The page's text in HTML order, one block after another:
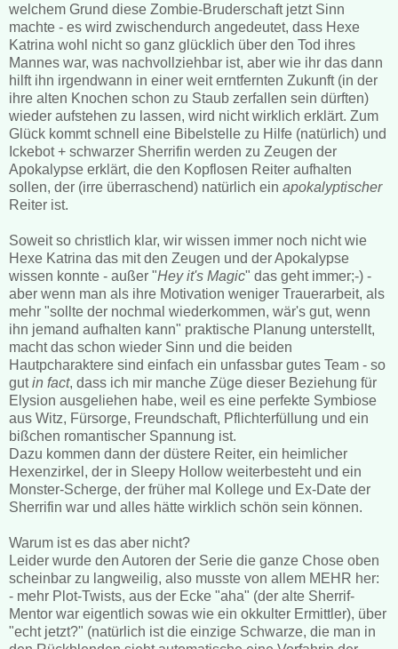
welchem Grund diese Zombie-Bruderschaft jetzt Sinn
machte - es wird zwischendurch angedeutet, dass Hexe
Katrina wohl nicht so ganz glücklich über den Tod ihres
Mannes war, was nachvollziehbar ist, aber wie ihr das dann
hilft ihn irgendwann in einer weit erntfernten Zukunft (in der
ihre alten Knochen schon zu Staub zerfallen sein dürften)
wieder aufstehen zu lassen, wird nicht wirklich erklärt. Zum
Glück kommt schnell eine Bibelstelle zu Hilfe (natürlich) und
Ickebot + schwarzer Sherrifin werden zu Zeugen der
Apokalypse erklärt, die den Kopflosen Reiter aufhalten
sollen, der (irre überraschend) natürlich ein apokalyptischer
Reiter ist.
Soweit so christlich klar, wir wissen immer noch nicht wie
Hexe Katrina das mit den Zeugen und der Apokalypse
wissen konnte - außer "Hey it's Magic" das geht immer;-) -
aber wenn man als ihre Motivation weniger Trauerarbeit, als
mehr "sollte der nochmal wiederkommen, wär's gut, wenn
ihn jemand aufhalten kann" praktische Planung unterstellt,
macht das schon wieder Sinn und die beiden
Hautpcharaktere sind einfach ein unfassbar gutes Team - so
gutin fact, dass ich mir manche Züge dieser Beziehung für
Elysion ausgeliehen habe, weil es eine perfekte Symbiose
aus Witz, Fürsorge, Freundschaft, Pflichterfüllung und ein
bißchen romantischer Spannung ist.
Dazu kommen dann der düstere Reiter, ein heimlicher
Hexenzirkel, der in Sleepy Hollow weiterbesteht und ein
Monster-Scherge, der früher mal Kollege und Ex-Date der
Sherrifin war und alles hätte wirklich schön sein können.
Warum ist es das aber nicht?
Leider wurde den Autoren der Serie die ganze Chose oben
scheinbar zu langweilig, also musste von allem MEHR her:
- mehr Plot-Twists, aus der Ecke "aha" (der alte Sherrif-
Mentor war eigentlich sowas wie ein okkulter Ermittler), über
"echt jetzt?" (natürlich ist die einzige Schwarze, die man in